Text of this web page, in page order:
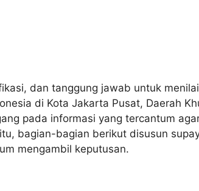
dan tanggung jawab untuk menilai
di Kota Jakarta Pusat, Daerah
pada informasi yang tercantum
bagian-bagian berikut disusun
mengambil keputusan.